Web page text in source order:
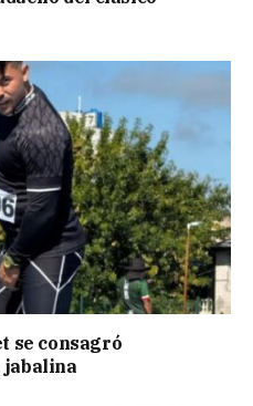
se consagró
jabalina